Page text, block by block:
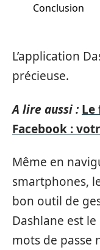
Conclusion
L’application
précieuse.
A lire aussi : Le
Facebook :
Même en
smartphones,
bon outil de
Dashlane est
mots de passe